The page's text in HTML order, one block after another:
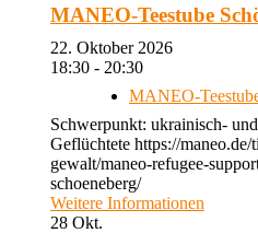
MANEO-Teestube
22. Oktober 2026
18:30 - 20:30
MANEO-
Schwerpunkt: ukrainisch-
Geflüchtete https://
gewalt/maneo-refugee-
schoeneberg/
Weitere Informationen
28 Okt.